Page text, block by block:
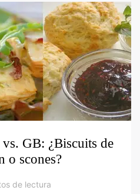
GB: ¿Biscuits de
o scones?
de lectura